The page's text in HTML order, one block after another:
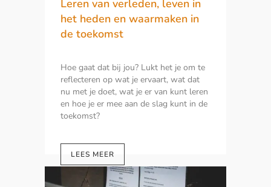
Leren van verleden, leven in
het heden en waarmaken in
de toekomst
Hoe gaat dat bij jou? Lukt het je om te
reflecteren op wat je ervaart, wat dat
nu met je doet, wat je er van kunt leren
en hoe je er mee aan de slag kunt in de
toekomst?
LEES MEER